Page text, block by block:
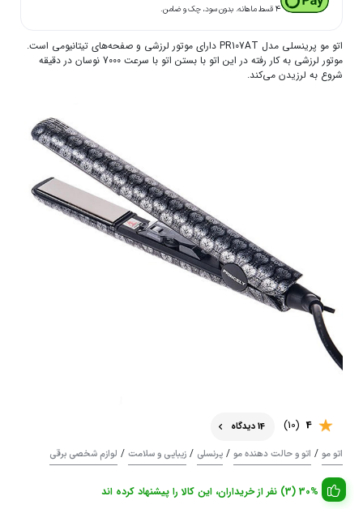
۴ قسط ماهانه. بدون سود، چک و ضامن.
اتو مو پرینسلی مدل PR107AT دارای موتور لرزشی و صفحه‌های تیتانیومی است.
موتور لرزشی به کار رفته در این اتو با بستن اتو با سرعت 7000 نوسان در دقیقه
شروع به لرزیدن می‌کند.
4
(10)
14 دیدگاه
اتو مو / اتو و حالت دهنده مو / پرنسلی / زیبایی و سلامت / لوازم شخصی برقی
30% (3) نفر از خریداران، این کالا را پیشنهاد کرده اند